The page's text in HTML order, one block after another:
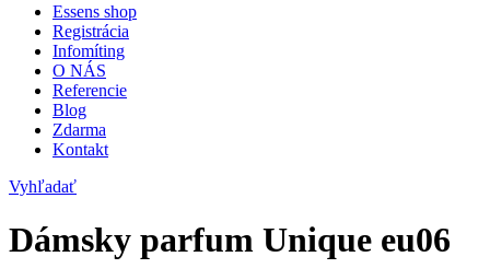
Essens shop
Registrácia
Infomíting
O NÁS
Referencie
Blog
Zdarma
Kontakt
Vyhľadať
Dámsky parfum Unique eu06